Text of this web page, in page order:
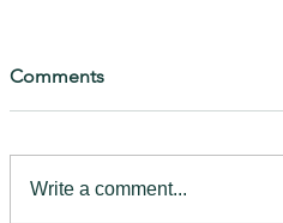
Comments
Write a comment...